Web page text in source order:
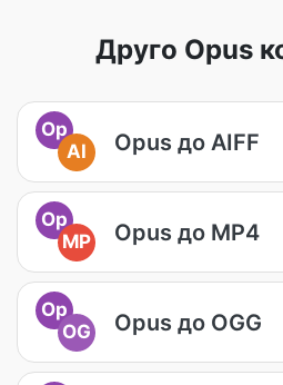
Друго Opus
Op
AI
Opus до AIFF
Op
MP
Opus до MP4
Op
OG
Opus до OGG